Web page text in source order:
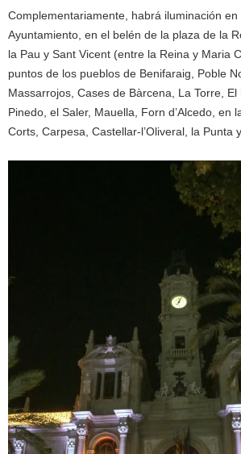
Complementariamente, habrá iluminación
Ayuntamiento, en el belén de la plaza de la
la Pau y Sant Vicent (entre la Reina y Maria
puntos de los pueblos de Benifaraig, Poble
Massarrojos, Cases de Bàrcena, La Torre, El
Pinedo, el Saler, Mauella, Forn d’Alcedo, en
Corts, Carpesa, Castellar-l’Oliveral, la Punta